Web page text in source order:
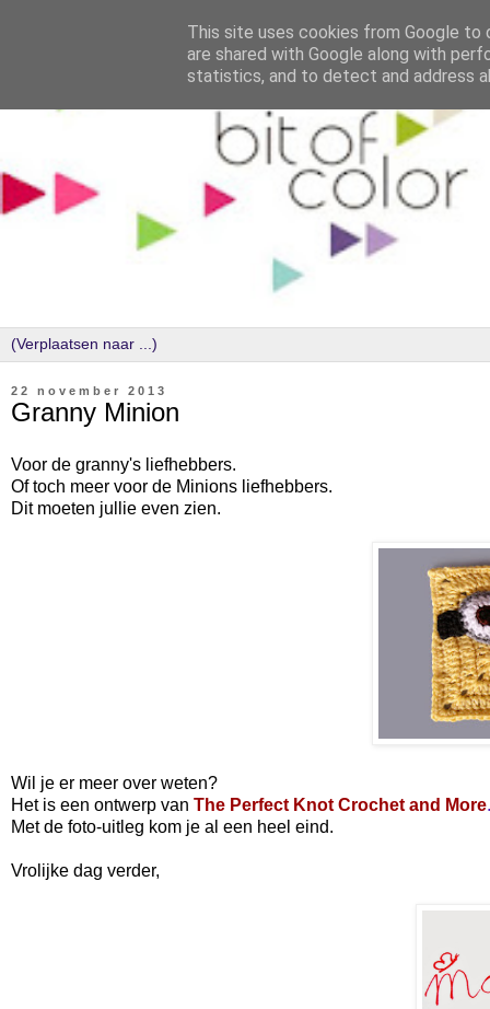
22 november 2013
Granny Minion
Voor de granny's liefhebbers.
Of toch meer voor de Minions liefhebbers.
Dit moeten jullie even zien.
Wil je er meer over weten?
Het is een ontwerp van The Perfect Knot Crochet and More.
Met de foto-uitleg kom je al een heel eind.
Vrolijke dag verder,
This site uses cookies from Google to
are shared with Google along with
statistics, and to detect and address